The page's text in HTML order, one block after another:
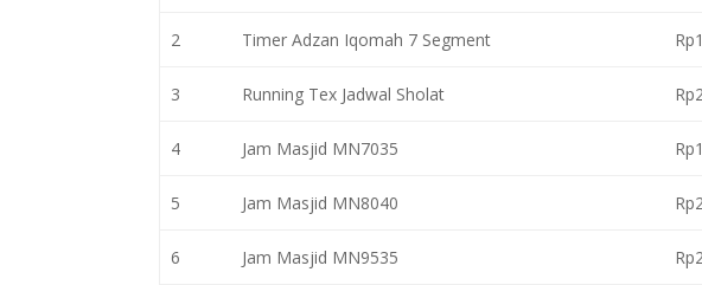
2 Timer Adzan Iqomah 7 Segment
3 Running Tex Jadwal Sholat
4 Jam Masjid MN7035
5 Jam Masjid MN8040
6 Jam Masjid MN9535